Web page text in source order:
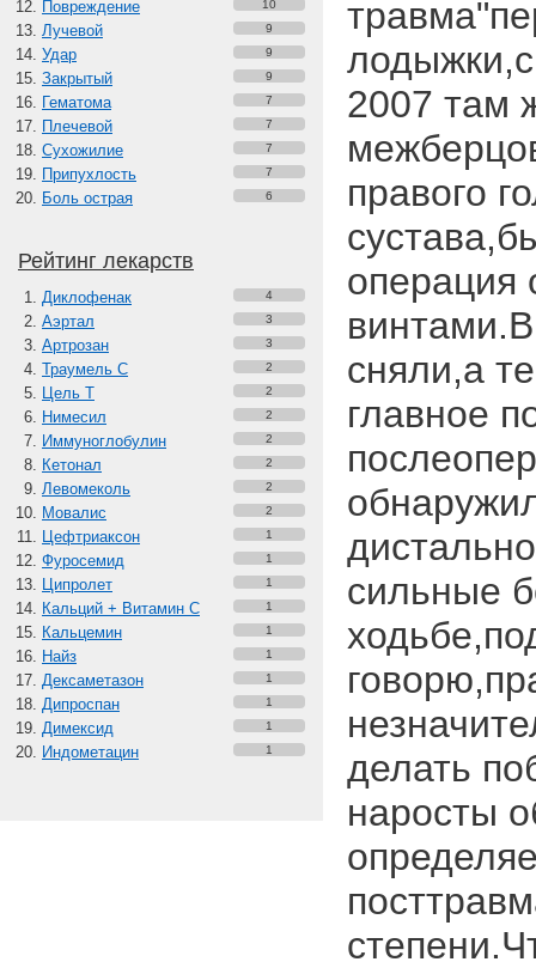
Повреждение 10
Лучевой 9
Удар 9
Закрытый 9
Гематома 7
Плечевой 7
Сухожилие 7
Припухлость 7
Боль острая 6
Рейтинг лекарств
Диклофенак 4
Аэртал 3
Артрозан 3
Траумель С 2
Цель Т 2
Нимесил 2
Иммуноглобулин 2
Кетонал 2
Левомеколь 2
Мовалис 2
Цефтриаксон 1
Фуросемид 1
Ципролет 1
Кальций + Витамин C 1
Кальцемин 1
Найз 1
Дексаметазон 1
Дипроспан 1
Димексид 1
Индометацин 1
2007 там
правого
операция
сняли,а
главное
сильные
делать
наросты